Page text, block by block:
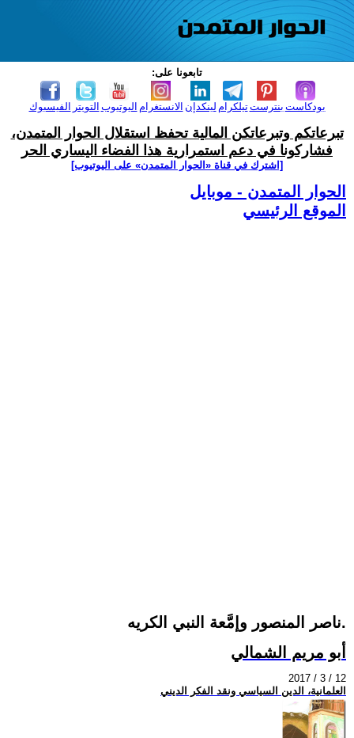
تابعونا على:
الفيسبوك التويتر اليوتيوب الانستغرام لينكدإن تيلكرامبنترست بودكاست
تبرعاتكم وتبرعاتكن المالية تحفظ استقلال الحوار المتمدن،
فشاركونا في دعم استمرارية هذا الفضاء اليساري الحر
[اشترك في قناة ‫«الحوار المتمدن» على اليوتيوب]
الحوار المتمدن - موبايل
الموقع الرئيسي
ناصر المنصور وإمَّعة النبي الكريه.
أبو مريم الشمالي
2017 / 3 / 12
العلمانية، الدين السياسي ونقد الفكر الديني